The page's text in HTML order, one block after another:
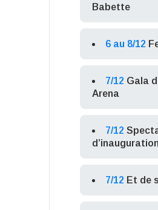
Babette
6 au 8/12
7/12 Gala
Arena
7/12
7/12 Et de